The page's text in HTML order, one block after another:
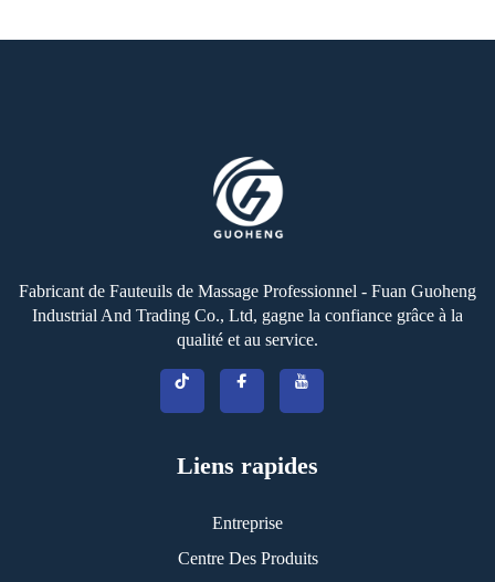
Fabricant de Fauteuils de Massage Professionnel - Fuan Guoheng
Industrial And Trading Co., Ltd, gagne la confiance grâce à la
qualité et au service.
Liens rapides
Entreprise
Centre Des Produits